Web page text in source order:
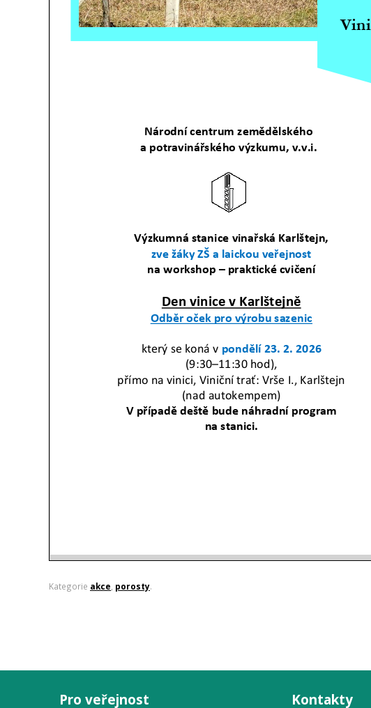
Kategorie akce porosty.
Pro veřejnost Kontakty